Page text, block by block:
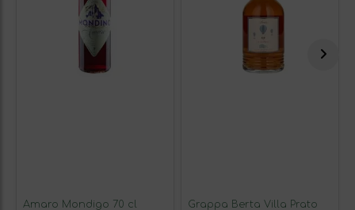
Amaro Mondigo 70 cl
Grappa Berta Villa Prato